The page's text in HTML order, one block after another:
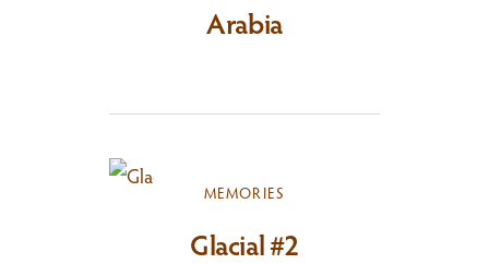
Arabia
MEMORIES
Glacial #2